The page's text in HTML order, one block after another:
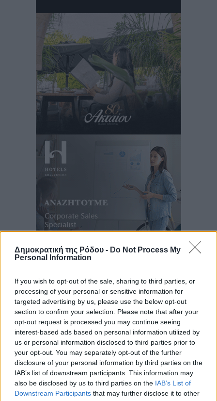
Δημοκρατική της Ρόδου - Do Not Process My
Personal Information
If you wish to opt-out of the sale, sharing to third parties, or
processing of your personal or sensitive information for
targeted advertising by us, please use the below opt-out
section to confirm your selection. Please note that after your
opt-out request is processed you may continue seeing
interest-based ads based on personal information utilized by
us or personal information disclosed to third parties prior to
your opt-out. You may separately opt-out of the further
disclosure of your personal information by third parties on the
IAB’s list of downstream participants. This information may
also be disclosed by us to third parties on the IAB’s List of
Downstream Participants that may further disclose it to other
Ροή ειδήσεων
Έτος – ορόσημο το 2025 για δωρεές οργάνων στην
Ελλάδα
Ειδήσεις• πριν 5 ώρες
Ο.Φ. Ιστρίου: Καρέ ανανεώσεων σε άξονα και
μετόπισθεν
Αθλητικά• πριν 5 ώρες
Επικός Εργκίν Αταμάν στη Σύμη: Έσπασε πιάτα μέχρι